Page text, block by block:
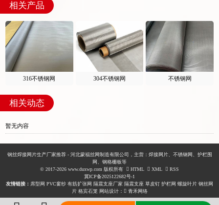
相关产品
316不锈钢网 304不锈钢网 不锈钢网
相关动态
暂无内容
钢丝焊接网片生产厂家推荐 - 河北蒙福丝网制造有限公司，主营：焊接网片、不锈钢网、护栏围
网、钢格栅板等
© 2017-2026 www.duxwp.com 版权所有
HTML XML
RSS
冀ICP备2025122682号-1
友情链接： 席型网 PVC窗纱 有筋扩张网 隔震支座厂家 隔震支座 草皮钉 护栏网 螺旋叶片 钢丝网
片 格宾石笼网站设计： 青禾网络